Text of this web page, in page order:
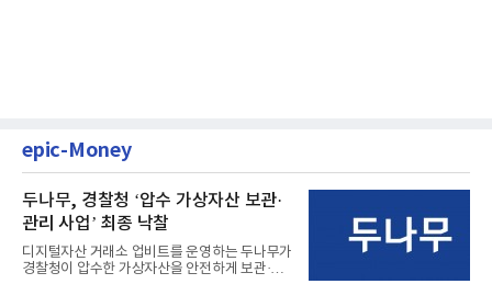
epic-Money
두나무, 경찰청 ‘압수 가상자산 보관·
관리 사업’ 최종 낙찰
디지털자산 거래소 업비트를 운영하는 두나무가
경찰청이 압수한 가상자산을 안전하게 보관·관